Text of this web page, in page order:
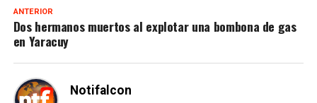
ANTERIOR
Dos hermanos muertos al explotar una bombona de gas
en Yaracuy
Notifalcon